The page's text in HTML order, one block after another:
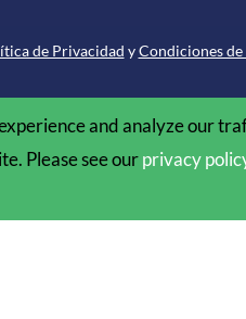
de Privacidad yCondiciones
and analyze our
Please see ourprivacy